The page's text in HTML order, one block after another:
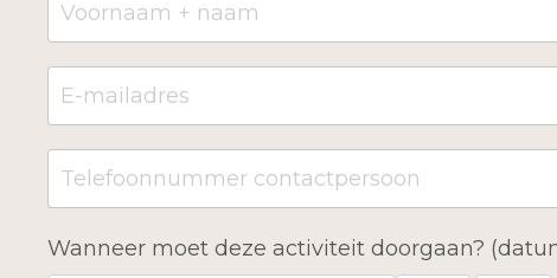
Wanneer moet deze activiteit doorgaan?